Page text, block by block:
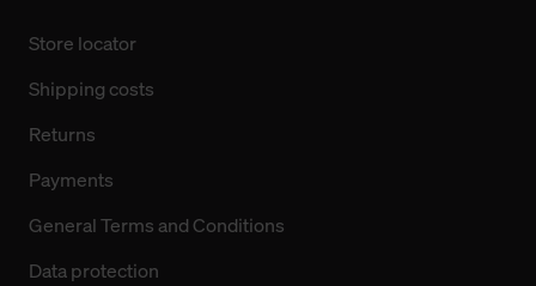
Store locator
Shipping costs
Returns
Payments
General Terms and Conditions
Data protection